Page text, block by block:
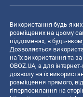
Використання будь-яких
розміщених на цьому
піддоменах, в будь-
Дозволяється
на їх використання та
OBOZ.UA, а для
дозволу на їх
розміщення прямого,
гіперпосилання на